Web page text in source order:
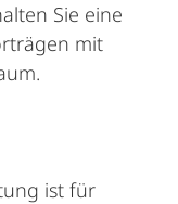
Sie eine
mit
ist für